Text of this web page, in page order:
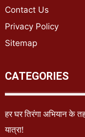
Contact Us
Privacy Policy
Sitemap
CATEGORIES
हर घर तिरंगा अभियान के
यात्रा!